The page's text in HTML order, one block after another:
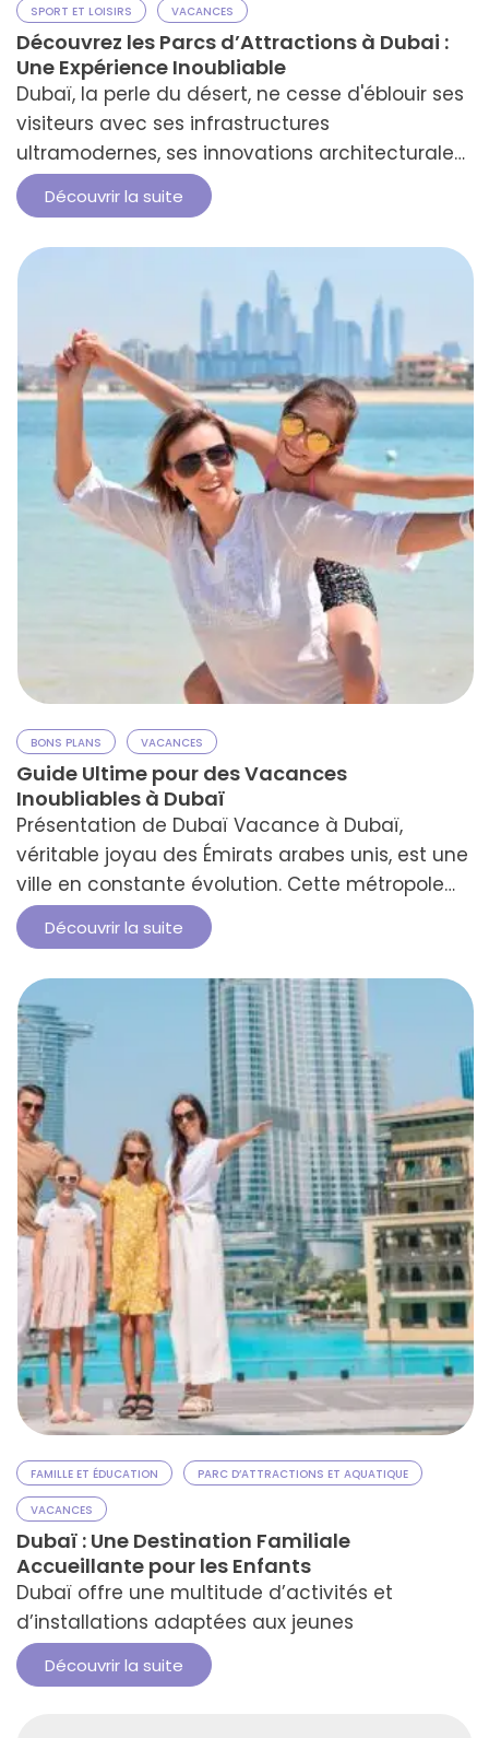
SPORT ET LOISIRS VACANCES
Découvrez les Parcs d’Attractions à Dubai :
Une Expérience Inoubliable
Dubaï, la perle du désert, ne cesse d'éblouir ses
visiteurs avec ses infrastructures
ultramodernes, ses innovations architecturales,
et bien sûr, ses parcs d'attractions
époustouflants. Depuis plusieurs années, cette
ville futuriste s'impose comme une destination
phare pour les amateurs de sensations fortes
et de divertissement en famille.Les parcs
d'attractions à Dubaï sont des lieux conçus
pour …
Découvrir la suite
BONS PLANS VACANCES
Guide Ultime pour des Vacances
Inoubliables à Dubaï
Présentation de Dubaï Vacance à Dubaï,
véritable joyau des Émirats arabes unis, est une
ville en constante évolution. Cette métropole
dynamique et flamboyante, surnommée la
capitale de la démesure, ne cesse de
surprendre ses visiteurs. Dubaï, avec ses
gratte-ciel étincelants, ses centres
commerciaux gigantesques et ses plages
dorées, est un lieu où la modernité rencontre …
Découvrir la suite
FAMILLE ET ÉDUCATION PARC D’ATTRACTIONS ET AQUATIQUE
VACANCES
Dubaï : Une Destination Familiale
Accueillante pour les Enfants
Dubaï offre une multitude d’activités et
d’installations adaptées aux jeunes
Découvrir la suite